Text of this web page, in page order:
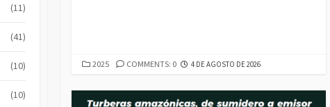
CATEGORIES
2025 COMMENTS: 0 PUBLISHED
DATE
4 DE AGOSTO DE 2026
(11)
(41)
(10)
(10)